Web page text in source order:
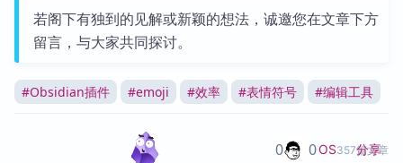
若阁下有独到的见解或新颖的想法，诚邀您在文章下方
留言，与大家共同探讨。
#Obsidian插件 #emoji #效率 #表情符号 #编辑工具
OS357篇文章
0 0 分享